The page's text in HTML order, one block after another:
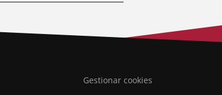
Gestionar cookies